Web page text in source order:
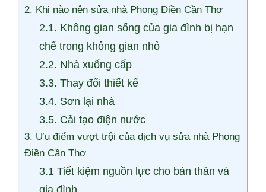
2. Khi nào nên sửa nhà Phong Điền Cần Thơ
2.1. Không gian sống của gia đình bị hạn
chế trong không gian nhỏ
2.2. Nhà xuống cấp
3.3. Thay đổi thiết kế
3.4. Sơn lại nhà
3.5. Cải tạo điện nước
3. Ưu điểm vượt trội của dịch vụ sửa nhà Phong
Điền Cần Thơ
3.1 Tiết kiệm nguồn lực cho bản thân và